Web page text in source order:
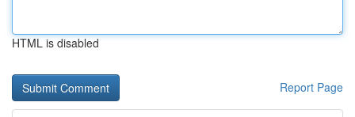
HTML is disabled
Report Page